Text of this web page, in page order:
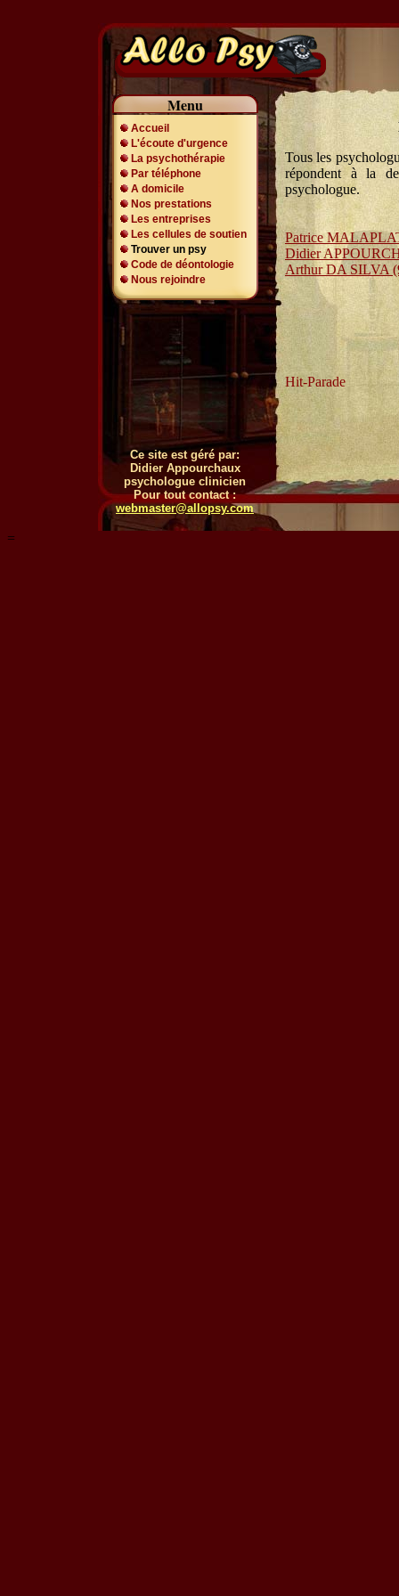
Menu
Accueil
L'écoute d'urgence
La psychothérapie
Par téléphone
A domicile
Nos prestations
Les entreprises
Les cellules de soutien
Trouver un psy
Code de déontologie
Nous rejoindre
Ce site est géré par:
Didier Appourchaux
psychologue clinicien
Pour tout contact :
webmaster@allopsy.com
Tous les
répondent à la
psychologue.
Patrice
Didier
Arthur DA SILVA
=